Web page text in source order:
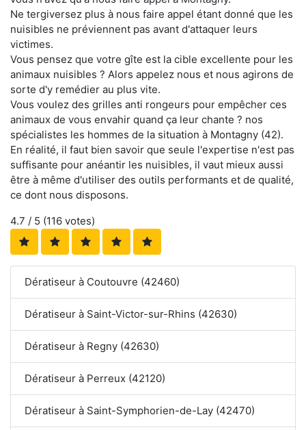
Ne tergiversez plus à nous faire appel étant donné que les
nuisibles ne préviennent pas avant d'attaquer leurs
victimes.
Vous pensez que votre gîte est la cible excellente pour les
animaux nuisibles ? Alors appelez nous et nous agirons de
sorte d'y remédier au plus vite.
Vous voulez des grilles anti rongeurs pour empêcher ces
animaux de vous envahir quand ça leur chante ? nos
spécialistes les hommes de la situation à Montagny (42).
En réalité, il faut bien savoir que seule l'expertise n'est pas
suffisante pour anéantir les nuisibles, il vaut mieux aussi
être à même d'utiliser des outils performants et de qualité,
ce dont nous disposons.
4.7 / 5 (116 votes)
Dératiseur à Coutouvre (42460)
Dératiseur à Saint-Victor-sur-Rhins (42630)
Dératiseur à Regny (42630)
Dératiseur à Perreux (42120)
Dératiseur à Saint-Symphorien-de-Lay (42470)